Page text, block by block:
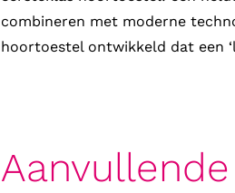
combineren met moderne
hoortoestel ontwikkeld dat een